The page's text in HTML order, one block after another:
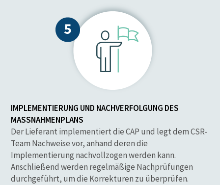
IMPLEMENTIERUNG UND NACHVERFOLGUNG DES
MASSNAHMENPLANS
Der Lieferant implementiert die CAP und legt dem CSR-
Team Nachweise vor, anhand deren die
Implementierung nachvollzogen werden kann.
Anschließend werden regelmäßige Nachprüfungen
durchgeführt, um die Korrekturen zu überprüfen.